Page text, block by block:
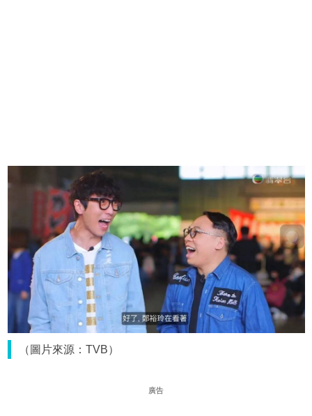
（圖片來源：TVB）
廣告